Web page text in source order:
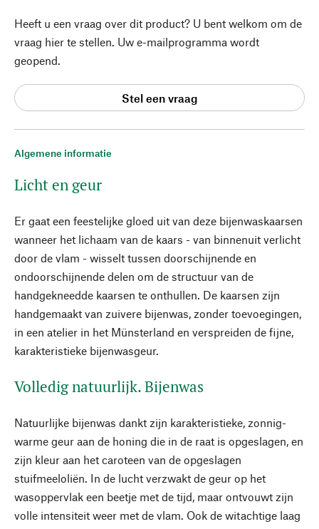
Algemene informatie
Licht en geur
Er gaat een feestelijke gloed uit van deze bijenwaskaarsen
wanneer het lichaam van de kaars - van binnenuit verlicht
door de vlam - wisselt tussen doorschijnende en
ondoorschijnende delen om de structuur van de
handgekneedde kaarsen te onthullen. De kaarsen zijn
handgemaakt van zuivere bijenwas, zonder toevoegingen,
in een atelier in het Münsterland en verspreiden de fijne,
karakteristieke bijenwasgeur.
Volledig natuurlijk. Bijenwas
Natuurlijke bijenwas dankt zijn karakteristieke, zonnig-
warme geur aan de honing die in de raat is opgeslagen, en
zijn kleur aan het caroteen van de opgeslagen
stuifmeeloliën. In de lucht verzwakt de geur op het
wasoppervlak een beetje met de tijd, maar ontvouwt zijn
volle intensiteit weer met de vlam. Ook de witachtige laag
Heeft u een vraag over dit product? U bent welkom om de
vraag hier te stellen. Uw e-mailprogramma wordt
geopend.
Stel een vraag